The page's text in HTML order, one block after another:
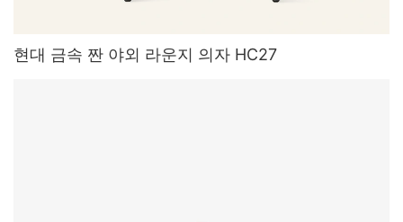
현대 금속 짠 야외 라운지 의자 HC27